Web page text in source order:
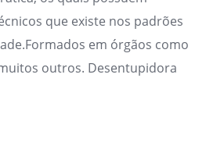
que existe nos padrões
em órgãos como
muitos outros. Desentupidora